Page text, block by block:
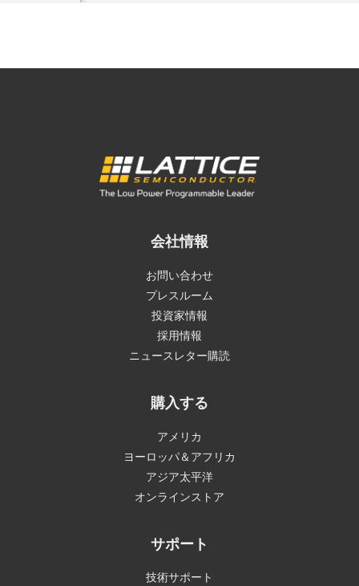
会社情報
お問い合わせ
プレスルーム
投資家情報
採用情報
ニュースレター購読
購入する
アメリカ
ヨーロッパ＆アフリカ
アジア太平洋
オンラインストア
サポート
技術サポート